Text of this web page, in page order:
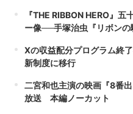
『THE RIBBON HERO』
ー像──手塚治虫『リボン
Xの収益配分プログラム終
新制度に移行
二宮和也主演の映画『8番
放送 本編ノーカット